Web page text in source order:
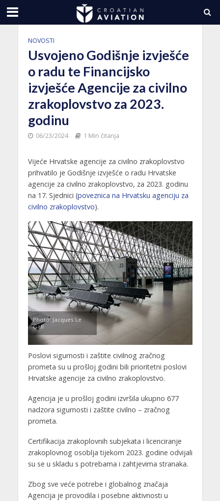
NOVOSTI
Usvojeno Godišnje izvješće
o radu te Financijsko
izvješće Agencije za civilno
zrakoplovstvo za 2023.
godinu
06/23/2024 1 Min čitanja
Vijeće Hrvatske agencije za civilno zrakoplovstvo
prihvatilo je Godišnje izvješće o radu Hrvatske
agencije za civilno zrakoplovstvo, za 2023. godinu
na 17. Sjednici (poveznica na Hrvatsku agenciju za
civilno zrakoplovstvo).
Photo: Jacques Le
Gall
Poslovi sigurnosti i zaštite civilnog zračnog
prometa su u prošloj godini bili prioritetni poslovi
Hrvatske agencije za civilno zrakoplovstvo.
Agencija je u prošloj godini izvršila ukupno 677
nadzora sigurnosti i zaštite civilno – zračnog
prometa.
Certifikacija zrakoplovnih subjekata i licenciranje
zrakoplovnog osoblja tijekom 2023. godine odvijali
su se u skladu s potrebama i zahtjevima stranaka.
Zbog sve veće potrebe i globalnog značaja
Agencija je provodila i posebne aktivnosti u